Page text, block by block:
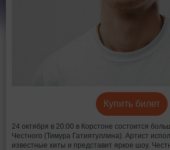
Купить билет
24 октября в 20:00 в Корстоне состоится
Честного (Тимура Гатиятуллина). Артист
известные хиты и представит яркое шоу.